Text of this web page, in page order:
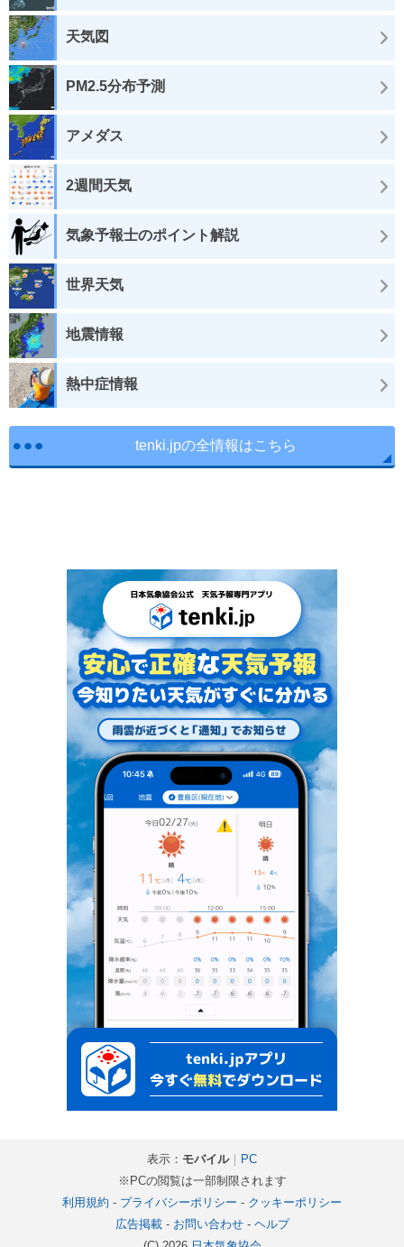
天気図
PM2.5分布予測
アメダス
2週間天気
気象予報士のポイント解説
世界天気
地震情報
熱中症情報
tenki.jpの全情報はこちら
表示： モバイル｜
PC
※PCの閲覧は一部制限されます
利用規約 - プライバシーポリシー - クッキーポリシー
広告掲載- お問い合わせ- ヘルプ